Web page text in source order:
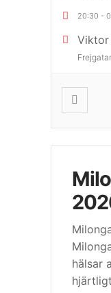
20:30 -
Viktor
hälsar